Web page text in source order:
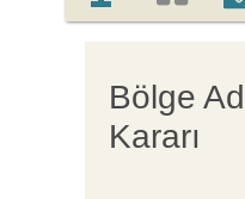
Bölge
Kararı